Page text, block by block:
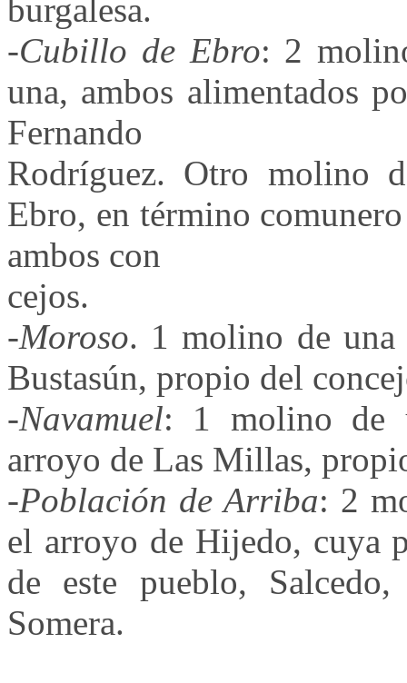
burgalesa.
-Cubillo de Ebro: 2
una, ambos alimentados
Fernando
Rodríguez. Otro molino
Ebro, en término
ambos con
cejos.
-Moroso. 1 molino de una
Bustasún, propio del
-Navamuel: 1 molino de
arroyo de Las Millas,
-Población de Arriba: 2
el arroyo de Hijedo, cuya
de este pueblo,
Somera.